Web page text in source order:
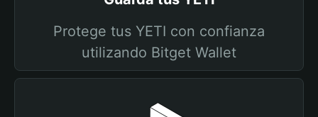
Protege tus YETI con confianza
utilizando Bitget Wallet